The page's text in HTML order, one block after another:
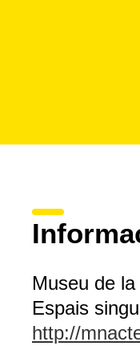
Museu de
Espais
http://